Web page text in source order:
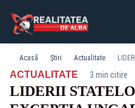
Acasă Știri Actualitate
ACTUALITATE· 3 min citire
LIDERII